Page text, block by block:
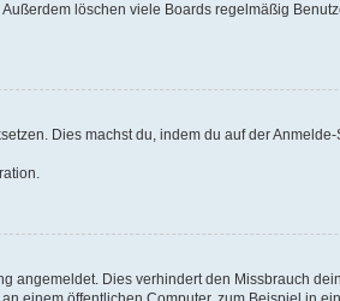
löschen viele Boards regelmäßig
Dies machst du, indem du auf der
angemeldet. Dies verhindert den Missbrauch